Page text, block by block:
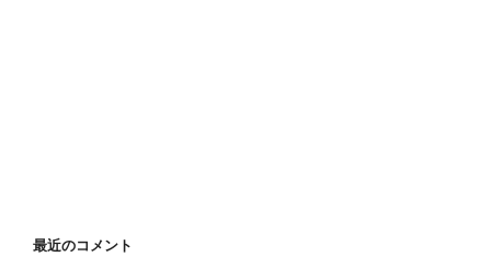
最近のコメント